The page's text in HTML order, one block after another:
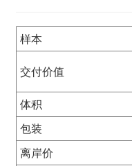
样本
交付价值
体积
包装
离岸价